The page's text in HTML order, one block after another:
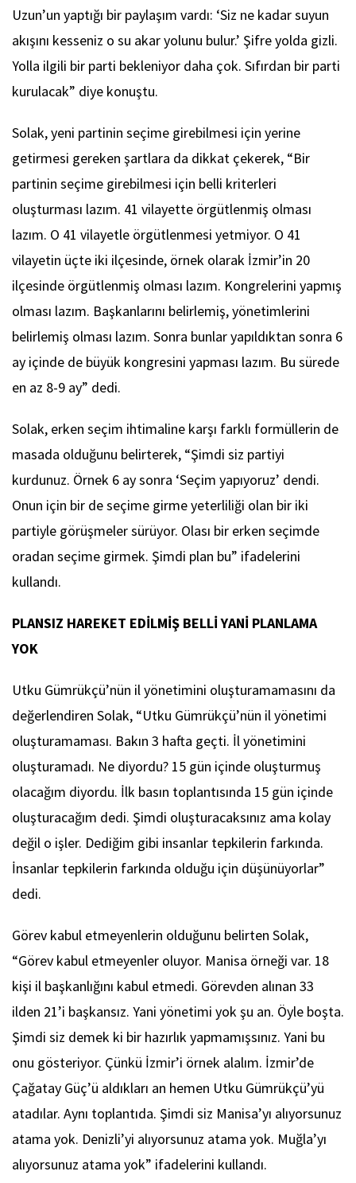
Uzun’un yaptığı bir paylaşım vardı: ‘Siz ne kadar suyun
akışını kesseniz o su akar yolunu bulur.’ Şifre yolda gizli.
Yolla ilgili bir parti bekleniyor daha çok. Sıfırdan bir parti
kurulacak” diye konuştu.
Solak, yeni partinin seçime girebilmesi için yerine
getirmesi gereken şartlara da dikkat çekerek, “Bir
partinin seçime girebilmesi için belli kriterleri
oluşturması lazım. 41 vilayette örgütlenmiş olması
lazım. O 41 vilayetle örgütlenmesi yetmiyor. O 41
vilayetin üçte iki ilçesinde, örnek olarak İzmir’in 20
ilçesinde örgütlenmiş olması lazım. Kongrelerini yapmış
olması lazım. Başkanlarını belirlemiş, yönetimlerini
belirlemiş olması lazım. Sonra bunlar yapıldıktan sonra 6
ay içinde de büyük kongresini yapması lazım. Bu sürede
en az 8-9 ay” dedi.
Solak, erken seçim ihtimaline karşı farklı formüllerin de
masada olduğunu belirterek, “Şimdi siz partiyi
kurdunuz. Örnek 6 ay sonra ‘Seçim yapıyoruz’ dendi.
Onun için bir de seçime girme yeterliliği olan bir iki
partiyle görüşmeler sürüyor. Olası bir erken seçimde
oradan seçime girmek. Şimdi plan bu” ifadelerini
kullandı.
PLANSIZ HAREKET EDİLMİŞ BELLİ YANİ PLANLAMA
YOK
Utku Gümrükçü’nün il yönetimini oluşturamamasını da
değerlendiren Solak, “Utku Gümrükçü’nün il yönetimi
oluşturamaması. Bakın 3 hafta geçti. İl yönetimini
oluşturamadı. Ne diyordu? 15 gün içinde oluşturmuş
olacağım diyordu. İlk basın toplantısında 15 gün içinde
oluşturacağım dedi. Şimdi oluşturacaksınız ama kolay
değil o işler. Dediğim gibi insanlar tepkilerin farkında.
İnsanlar tepkilerin farkında olduğu için düşünüyorlar”
dedi.
Görev kabul etmeyenlerin olduğunu belirten Solak,
“Görev kabul etmeyenler oluyor. Manisa örneği var. 18
kişi il başkanlığını kabul etmedi. Görevden alınan 33
ilden 21’i başkansız. Yani yönetimi yok şu an. Öyle boşta.
Şimdi siz demek ki bir hazırlık yapmamışsınız. Yani bu
onu gösteriyor. Çünkü İzmir’i örnek alalım. İzmir’de
Çağatay Güç’ü aldıkları an hemen Utku Gümrükçü’yü
atadılar. Aynı toplantıda. Şimdi siz Manisa’yı alıyorsunuz
atama yok. Denizli’yi alıyorsunuz atama yok. Muğla’yı
alıyorsunuz atama yok” ifadelerini kullandı.